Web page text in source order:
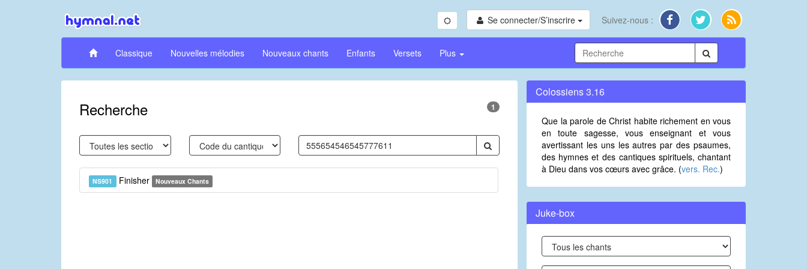
Se connecter/S’inscrire Suivez-nous :
Classique Nouvelles mélodies Nouveaux chants Enfants Versets Plus
Recherche 1
NS901 Finisher Nouveaux Chants
Colossiens 3.16
Que la parole de Christ habite richement en vous
en toute sagesse, vous enseignant et vous
avertissant les uns les autres par des psaumes,
des hymnes et des cantiques spirituels, chantant
à Dieu dans vos cœurs avec grâce. (vers. Rec.)
Juke-box